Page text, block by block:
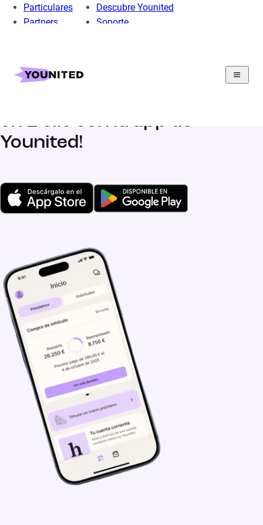
Particulares
Partners
Descubre Younited
Soporte
en 1 clic con la app de
Younited!